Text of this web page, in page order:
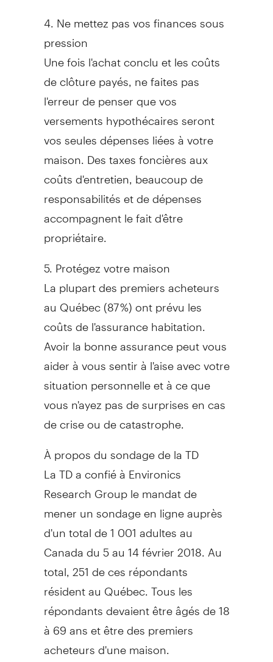
4. Ne mettez pas vos finances sous
pression
Une fois l'achat conclu et les coûts
de clôture payés, ne faites pas
l'erreur de penser que vos
versements hypothécaires seront
vos seules dépenses liées à votre
maison. Des taxes foncières aux
coûts d'entretien, beaucoup de
responsabilités et de dépenses
accompagnent le fait d'être
propriétaire.
5. Protégez votre maison
La plupart des premiers acheteurs
au Québec (87 %) ont prévu les
coûts de l'assurance habitation.
Avoir la bonne assurance peut vous
aider à vous sentir à l'aise avec votre
situation personnelle et à ce que
vous n'ayez pas de surprises en cas
de crise ou de catastrophe.
À propos du sondage de la TD
La TD a confié à Environics
Research Group le mandat de
mener un sondage en ligne auprès
d'un total de 1 001 adultes au
Canadadu 5 au 14 février 2018. Au
total, 251 de ces répondants
résident au Québec. Tous les
répondants devaient être âgés de 18
à 69 ans et être des premiers
acheteurs d'une maison.